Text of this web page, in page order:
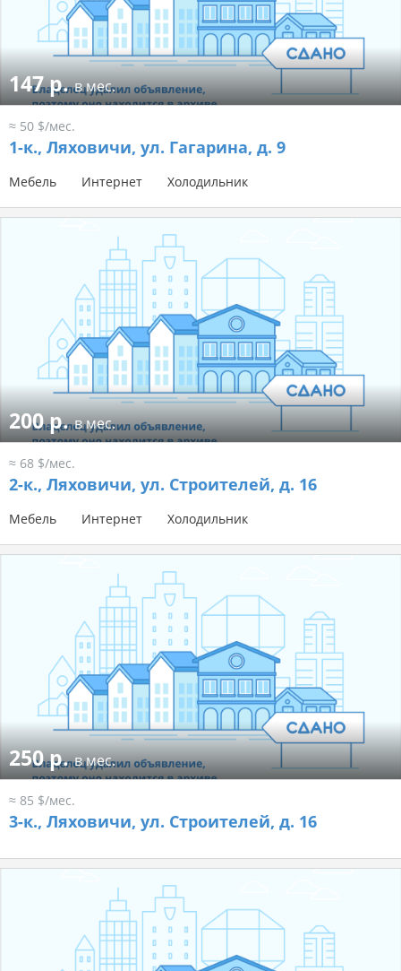
147 р.в мес.
≈ 50 $/мес.
1-к., Ляховичи, ул. Гагарина, д. 9
Мебель Интернет Холодильник
200 р.в мес.
≈ 68 $/мес.
2-к., Ляховичи, ул. Строителей, д. 16
Мебель Интернет Холодильник
250 р.в мес.
≈ 85 $/мес.
3-к., Ляховичи, ул. Строителей, д. 16